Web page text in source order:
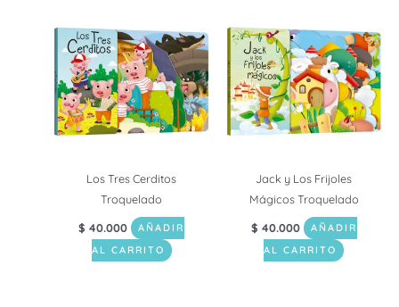
Los Tres Cerditos
Troquelado
$ 40.000
AÑADIR
AL CARRITO
Jack y Los Frijoles
Mágicos Troquelado
$ 40.000
AÑADIR
AL CARRITO